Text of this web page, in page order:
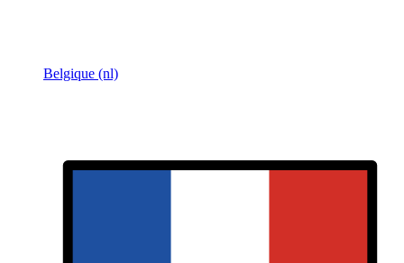
Belgique (nl)